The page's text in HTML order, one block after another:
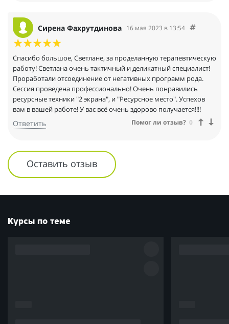
Сирена Фахрутдинова 16 мая 2023 в 13:54
Спасибо большое, Светлане, за проделанную терапевтическую
работу! Светлана очень тактичный и деликатный специалист!
Проработали отсоединение от негативных программ рода.
Сессия проведена профессионально! Очень понравились
ресурсные техники "2 экрана", и "Ресурсное место". Успехов
вам в вашей работе! У вас всё очень здорово получается!!!!
Ответить Помог ли отзыв? 0
Оставить отзыв
Курсы по теме